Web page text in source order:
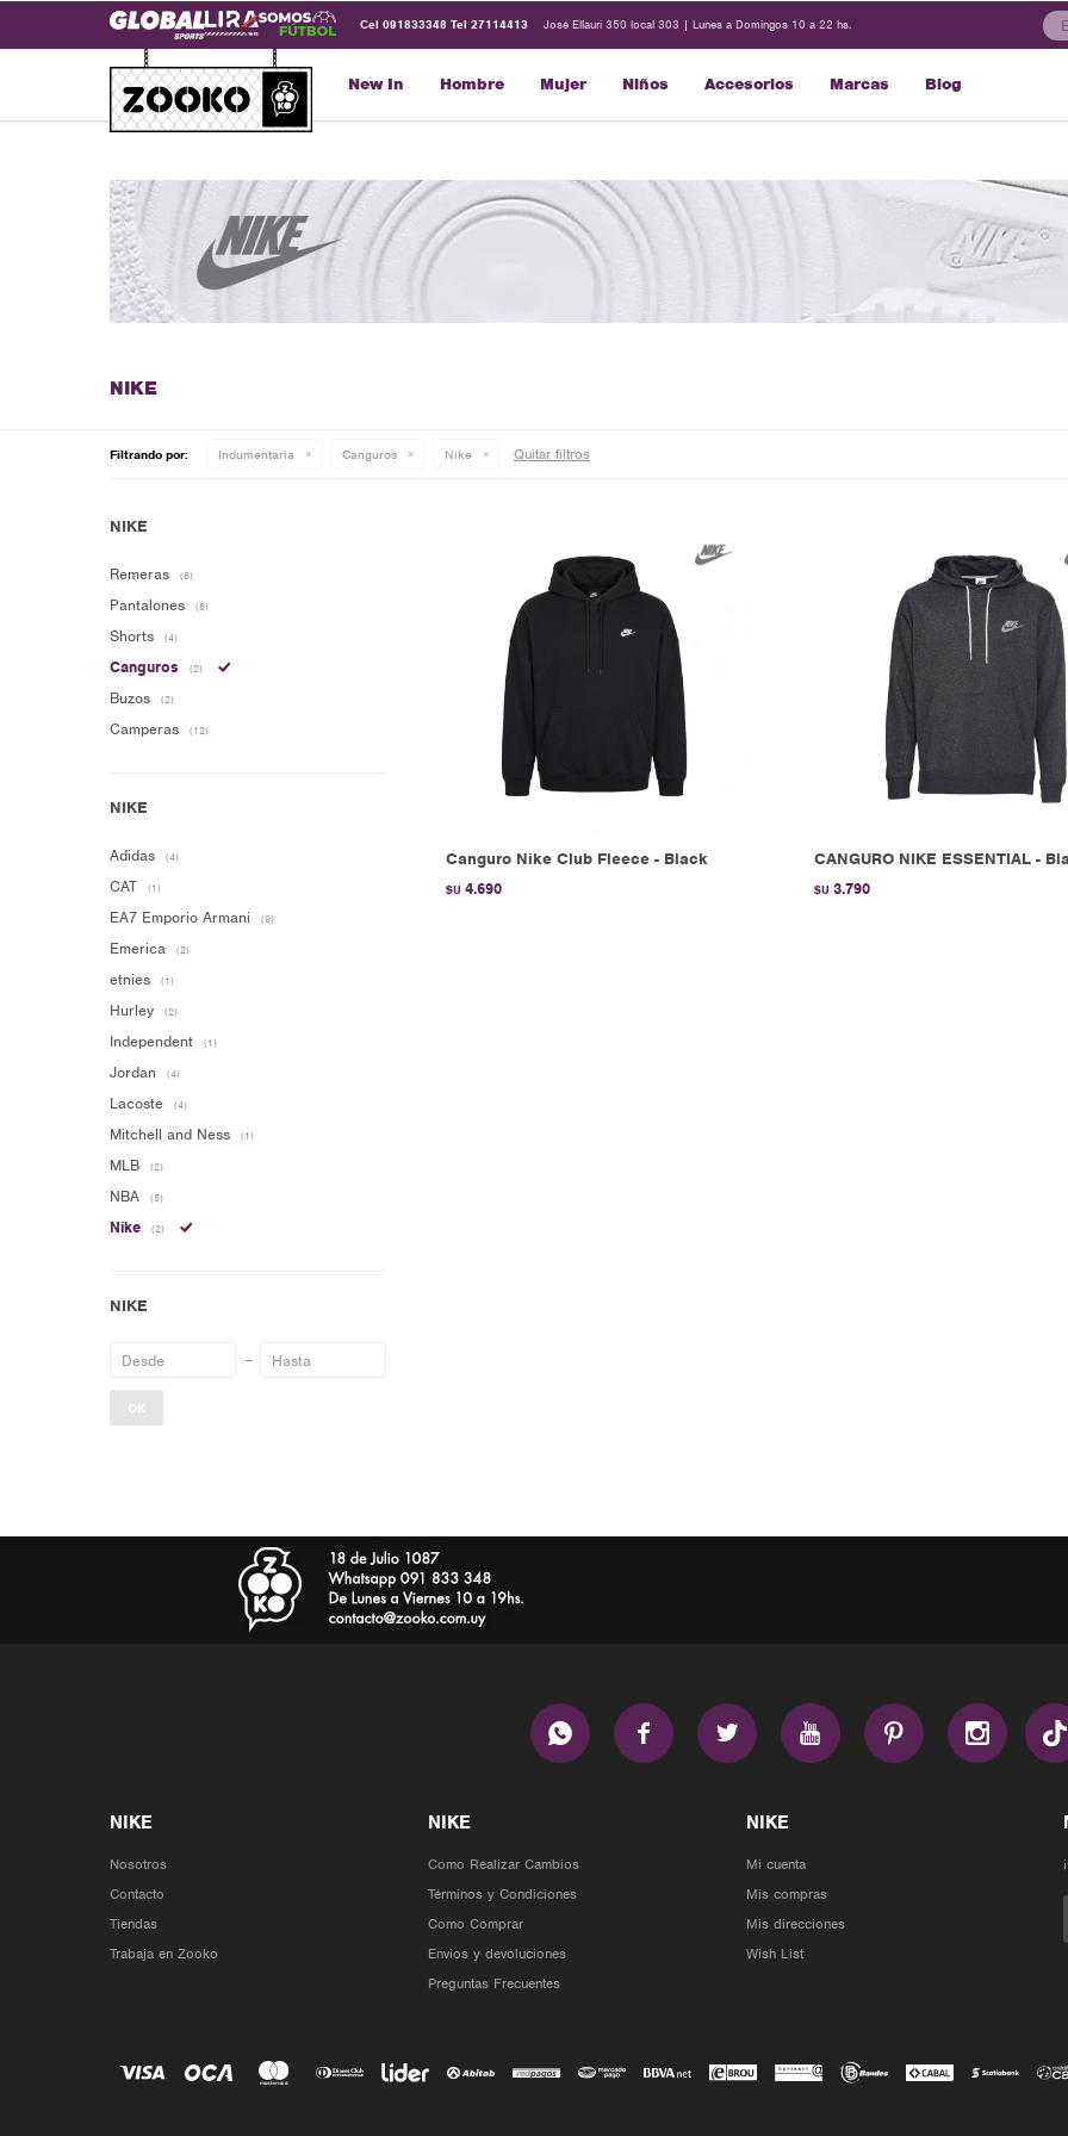
New In Hombre Mujer Niños Accesorios Marcas Blog
Cel 091833348 Tel 27114413 José Ellauri 350 local 303 | Lunes a Domingos 10 a 22 hs.
Filtrando por: Indumentaria Canguros Nike Quitar filtros
Canguro Nike Club Fleece - Black
$U 4.690
CANGURO NIKE ESSENTIAL -
$U 3.790
Remeras (6)
Pantalones (8)
Shorts (4)
Canguros (2)
Buzos (2)
Camperas (12)
Adidas (4)
CAT (1)
EA7 Emporio Armani (9)
Emerica (2)
etnies (1)
Hurley (2)
Independent (1)
Jordan (4)
Lacoste (4)
Mitchell and Ness (1)
MLB (2)
NBA (5)
Nike (2)
OK
     
Nosotros
Contacto
Tiendas
Trabaja en Zooko
Como Realizar Cambios
Términos y Condiciones
Como Comprar
Envios y devoluciones
Preguntas Frecuentes
Mi cuenta
Mis compras
Mis direcciones
Wish List